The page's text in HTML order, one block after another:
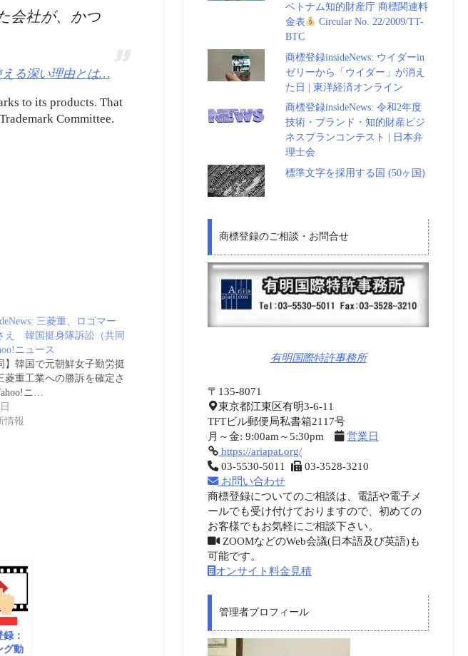
会社が、かつ
える深い理由とは…
to its products. That
Committee.
三菱重、ロゴマー
え 韓国挺身隊訴訟（共同
ニュース
】韓国で元朝鮮女子勤労挺
菱重工業への勝訴を確定さ
ニ…
情報
：
グ動
ベトナム知的財産庁 商標関連料
金表
Circular No. 22/2009/TT-
BTC
商標登録insideNews: ウイダーin
ゼリーから「ウイダー」が消え
た日 | 東洋経済オンライン
商標登録insideNews: 令和2年度
技術・ブランド・知的財産ビジ
ネスプランコンテスト | 日本弁
理士会
標準文字を採用する国 (50ヶ国)
商標登録のご相談・お問合せ
有明国際特許事務所
〒135-8071
東京都江東区有明3-6-11
TFTビル郵便局私書箱2117号
月～金: 9:00am～5:30pm
営業日
https://ariapat.org/
03-5530-5011
03-3528-3210
お問い合わせ
商標登録についてのご相談は、電話や電子メ
ールでも受け付けておりますので、初めての
お客様でもお気軽にご相談下さい。
ZOOMなどのWeb会議(日本語及び英語)も
可能です。
オンサイト料金見積
管理者プロフィール